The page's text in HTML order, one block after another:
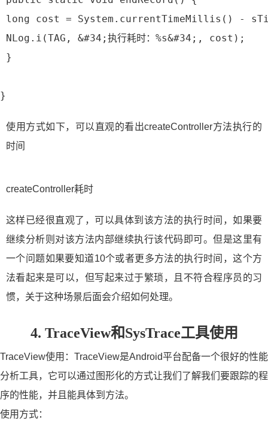
long cost = System.currentTimeMillis() -
NLog.i(TAG, &#34;执行耗时：%s&#34;, cost);
}
}
使用方式如下，可以直观的看出createController方法执行的
时间
createController耗时
这样已经很直观了，可以具体到该方法的执行时间，如果要
继续分析则对该方法内部继续执行该代码即可。但是这里有
一个问题如果要知道10个或者更多方法的执行时间，这个方
法看起来是可以，但写起来过于繁琐，且不符合程序员的习
惯，关于这种场景后面会介绍如何处理。
4. TraceView和SysTrace工具使用
TraceView使用：TraceView是Android平台配备一个很好的性能
分析工具，它可以通过图形化的方式让我们了解我们要跟踪的程
序的性能，并且能具体到方法。
使用方式：